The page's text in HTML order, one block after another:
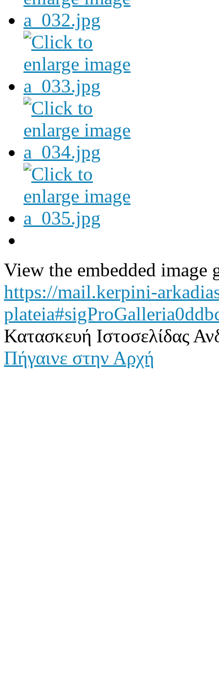
View the embedded image
https://mail.kerpini-
Κατασκευή Ιστοσελίδας
Πήγαινε στην Αρχή